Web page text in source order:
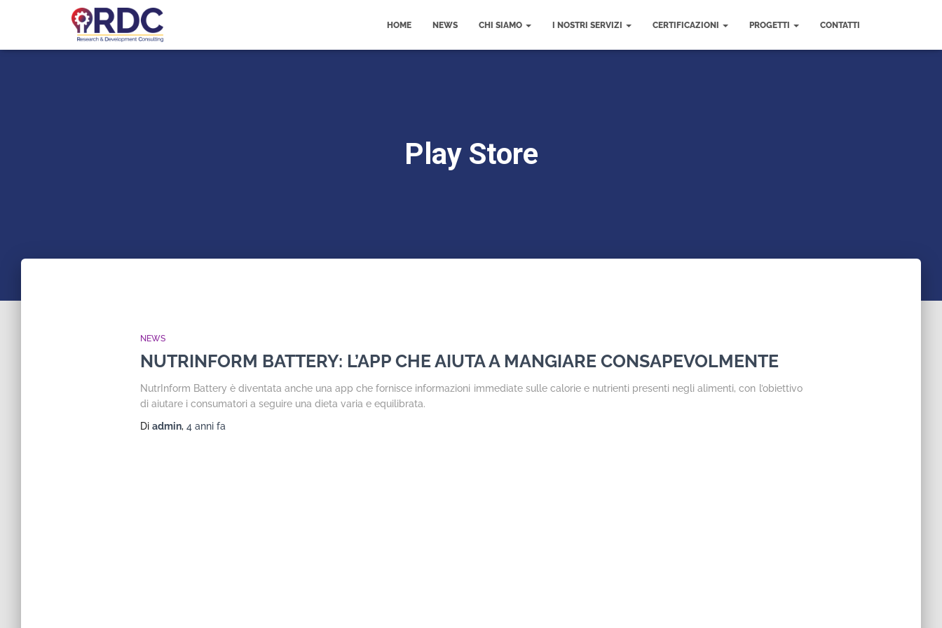
HOME NEWS CHI SIAMO I NOSTRI SERVIZI CERTIFICAZIONI PROGETTI CONTATTI
Play Store
NEWS
NUTRINFORM BATTERY: L’APP CHE AIUTA A MANGIARE CONSAPEVOLMENTE
NutrInform Battery è diventata anche una app che fornisce informazioni immediate sulle calorie e nutrienti presenti negli alimenti, con l’obiettivo
di aiutare i consumatori a seguire una dieta varia e equilibrata.
Di admin, 4 annifa